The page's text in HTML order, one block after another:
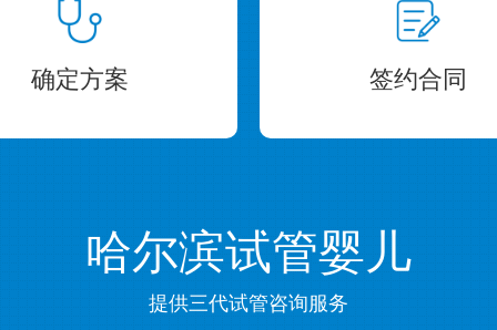
确定方案 签约合同
哈尔滨试管婴儿
提供三代试管咨询服务